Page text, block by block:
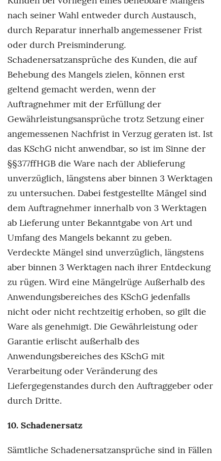
nach seiner Wahl entweder durch Austausch,
durch Reparatur innerhalb angemessener Frist
oder durch Preisminderung.
Schadenersatzansprüche des Kunden, die auf
Behebung des Mangels zielen, können erst
geltend gemacht werden, wenn der
Auftragnehmer mit der Erfüllung der
Gewährleistungsansprüche trotz Setzung einer
angemessenen Nachfrist in Verzug geraten ist. Ist
das KSchG nicht anwendbar, so ist im Sinne der
§§377ffHGB die Ware nach der Ablieferung
unverzüglich, längstens aber binnen 3 Werktagen
zu untersuchen. Dabei festgestellte Mängel sind
dem Auftragnehmer innerhalb von 3 Werktagen
ab Lieferung unter Bekanntgabe von Art und
Umfang des Mangels bekannt zu geben.
Verdeckte Mängel sind unverzüglich, längstens
aber binnen 3 Werktagen nach ihrer Entdeckung
zu rügen. Wird eine Mängelrüge Außerhalb des
Anwendungsbereiches des KSchG jedenfalls
nicht oder nicht rechtzeitig erhoben, so gilt die
Ware als genehmigt. Die Gewährleistung oder
Garantie erlischt außerhalb des
Anwendungsbereiches des KSchG mit
Verarbeitung oder Veränderung des
Liefergegenstandes durch den Auftraggeber oder
durch Dritte.
10. Schadenersatz
Sämtliche Schadenersatzansprüche sind in Fällen